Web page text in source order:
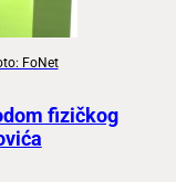
FoNet
fizičkog